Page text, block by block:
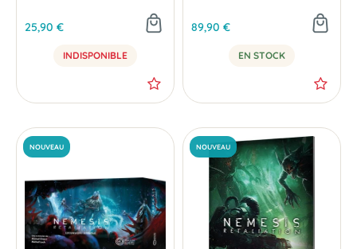
25,90 €
INDISPONIBLE
89,90 €
EN STOCK